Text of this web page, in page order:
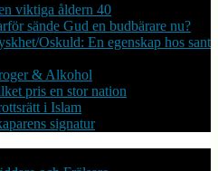
viktiga åldern 40
sände Gud en budbärare nu?
Oskuld: En egenskap hos sant
& Alkohol
pris en stor nation
i Islam
signatur